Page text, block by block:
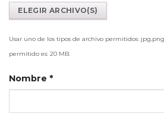
Usar uno de los tipos de archivo permitidos:
permitido es: 20 MB.
Nombre *